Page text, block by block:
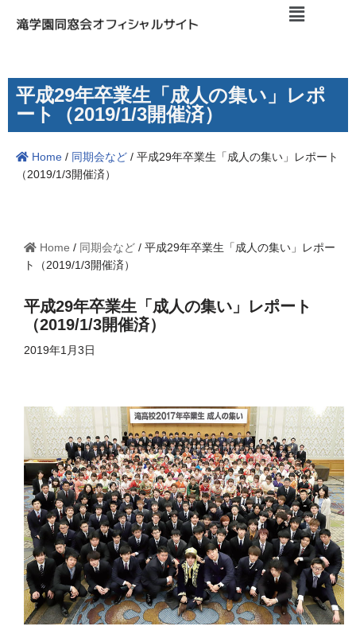
テ
ン
ツ
ス
キ
平成29年卒業生「成人の集い」レポ
ート（2019/1/3開催済）
Home / 同期会など / 平成29年卒業生「成人の集い」レポート
（2019/1/3開催済）
Home / 同期会など / 平成29年卒業生「成人の集い」レポー
ト（2019/1/3開催済）
平成29年卒業生「成人の集い」レポート
（2019/1/3開催済）
2019年1月3日